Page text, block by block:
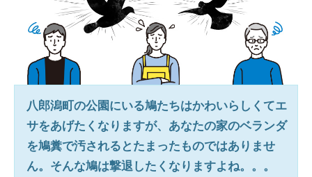
八郎潟町の公園にいる鳩たちはかわいらしくてエ
サをあげたくなりますが、あなたの家のベランダ
を鳩糞で汚されるとたまったものではありませ
ん。そんな鳩は撃退したくなりますよね。。。